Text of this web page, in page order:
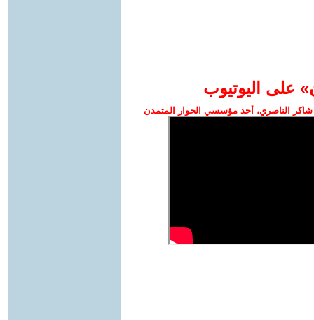
على اليوتيوب
الناصري، أحد مؤسسي الحوار المتمدن